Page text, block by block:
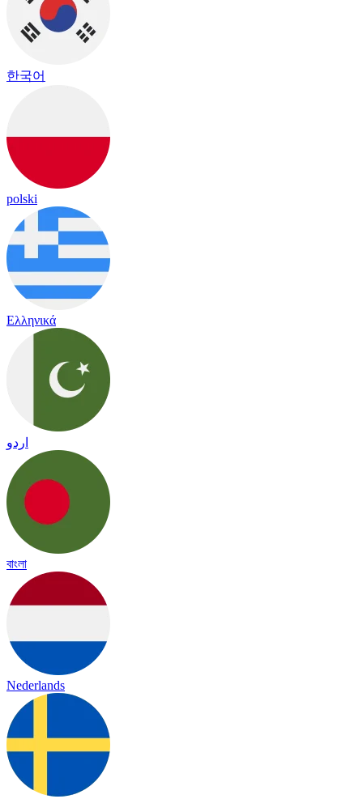
한국어
polski
Ελληνικά
اردو
বাংলা
Nederlands